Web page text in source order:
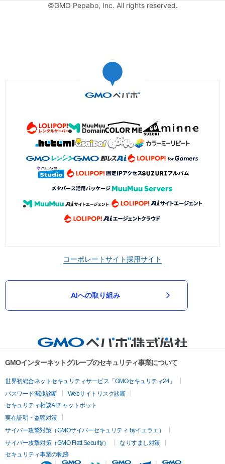
©GMO Pepabo, Inc. All rights reserved.
コーポレートサイト採用サイト
AIへの取り組み
GMOインターネットグループのセキュリティ事業について
世界初総合ネットセキュリティサービス「GMOセキュリティ24」
パスワード漏洩診断
Webサイトリスク診断
セキュリティ相談AIチャットボット
実在証明・盗聴対策
サイバー攻撃対策（GMOサイバーセキュリティ byイエラエ）
サイバー攻撃対策（GMO Flatt Security）
なりすまし対策
セキュリティ事業の軌跡